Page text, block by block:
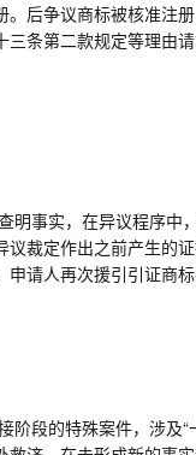
后争议商标被核准注
三条第二款规定等理由
明事实，在异议程序中
议裁定作出之前产生的
申请人再次援引引证商
阶段的特殊案件，涉及“